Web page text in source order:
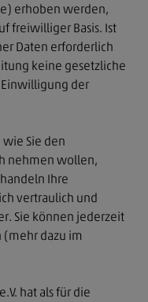
erhoben werden,
freiwilliger Basis. Ist
Daten erforderlich
keine gesetzliche
der
Sie den
nehmen wollen,
Ihre
vertraulich und
Sie können jederzeit
(mehr dazu im
hat als für die